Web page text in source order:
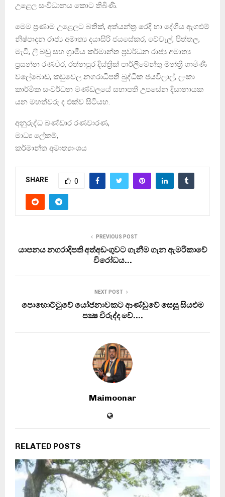
උළෙල සංවිධානය කොට තිබිණි.
මෙම ප්‍රණාම උළෙලට බතික්, අත්යන්ත්‍ර රෙදි හා දේශීය ඇගළුම්
නිෂ්පාදන රාජ්‍ය අමාත්‍ය දයාසිරි ජයසේකර, වේවැල්, පිත්තල,
මැටි, ලී බඩු සහ ග්‍රාමීය කර්මාන්ත ප්‍රවර්ධන රාජ්‍ය අමාත්‍ය
ප්‍රසන්න රණවීර, රත්නපුර දිස්ත්‍රික් පාර්ලිමේන්තු මන්ත්‍රී ගාමිණී
වලේබොඩ, කඩුවෙල නගරාධිපති බුද්ධික ජයවිලාල්, ලංකා
කාර්මික සංවර්ධන මණ්ඩලයේ සභාපති උපසේන දිසානායක
යන මහත්වරු ද එක්ව සිටියහ.
අනුරුද්ධ බණ්ඩාර රණවාරණ,
මාධ්‍ය ලේකම්,
කර්මාන්ත අමාත්‍යාංශය
SHARE 0
PREVIOUS POST
යාපනය නගරාදිපති අත්අඩංගුවට ගැනීම ගැන ඇමරිකාවේ
විරෝධය…
NEXT POST
පොහොට්ටුවේ යෝජනාවකට ආණ්ඩුවේ සෙසු සියළුම
පක්‍ෂ විරුද්ද වේ….
Maimoonar
RELATED POSTS